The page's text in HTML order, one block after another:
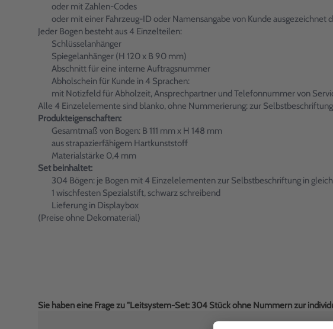
oder mit Zahlen-Codes
oder mit einer Fahrzeug-ID oder Namensangabe von Kunde ausgezeichnet
Jeder Bogen besteht aus 4 Einzelteilen:
Schlüsselanhänger
Spiegelanhänger (H 120 x B 90 mm)
Abschnitt für eine interne Auftragsnummer
Abholschein für Kunde in 4 Sprachen:
mit Notizfeld für Abholzeit, Ansprechpartner und Telefonnummer von
Alle 4 Einzelelemente sind blanko, ohne Nummerierung: zur
Produkteigenschaften:
Gesamtmaß von Bogen: B 111 mm x H 148 mm
aus strapazierfähigem Hartkunststoff
Materialstärke 0,4 mm
Set beinhaltet:
304 Bögen: je Bogen mit 4 Einzelelementen zur Selbstbeschriftung in
1 wischfesten Spezialstift, schwarz schreibend
Lieferung in Displaybox
(Preise ohne Dekomaterial)
Sie haben eine Frage zu "Leitsystem-Set: 304 Stück ohne Nummern zur